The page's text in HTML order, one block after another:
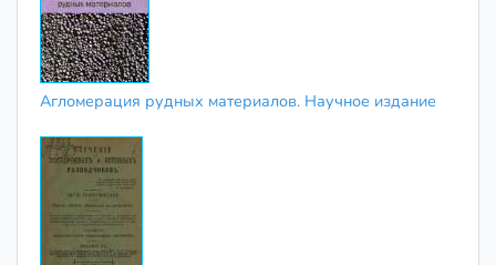
Агломерация рудных материалов. Научное издание